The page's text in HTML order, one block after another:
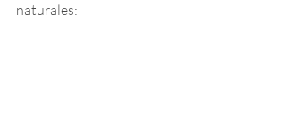
naturales: